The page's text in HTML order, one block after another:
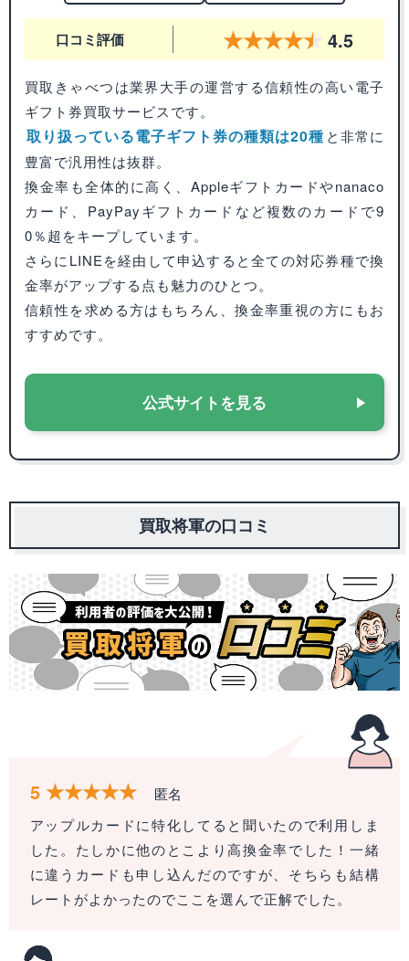
口コミ評価 4.5
買取きゃべつは業界大手の運営する信頼性の高い電子
ギフト券買取サービスです。
取り扱っている電子ギフト券の種類は20種 と非常に
豊富で汎用性は抜群。
換金率も全体的に高く、Appleギフトカードやnanaco
カード、PayPayギフトカードなど複数のカードで9
0％超をキープしています。
さらにLINEを経由して申込すると全ての対応券種で換
金率がアップする点も魅力のひとつ。
信頼性を求める方はもちろん、換金率重視の方にもお
すすめです。
公式サイトを見る
買取将軍の口コミ
5
匿名
アップルカードに特化してると聞いたので利用しま
した。たしかに他のとこより高換金率でした！一緒
に違うカードも申し込んだのですが、そちらも結構
レートがよかったのでここを選んで正解でした。